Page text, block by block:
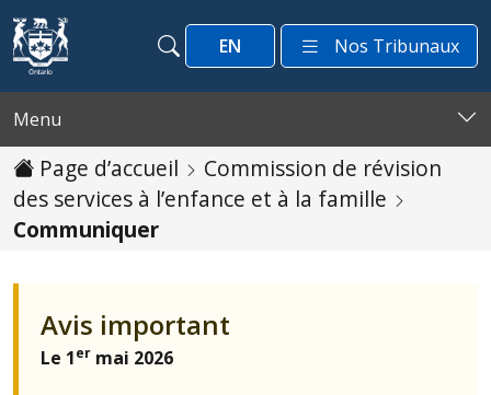
Passer au contenu
Recherche
Recherche
EN Nos Tribunaux
Menu
Page d’accueil
Commission de révision
des services à l’enfance et à la famille
Communiquer
Avis important
Le 1er mai 2026